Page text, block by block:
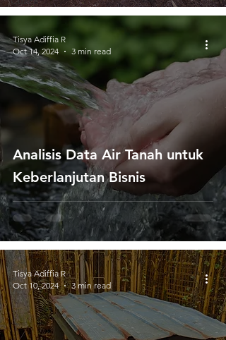
Analisis Data Air Tanah untuk
Keberlanjutan Bisnis
Tisya Adiffia R
Oct 14, 2024
3 min read
Tisya Adiffia R
Oct 10, 2024
3 min read